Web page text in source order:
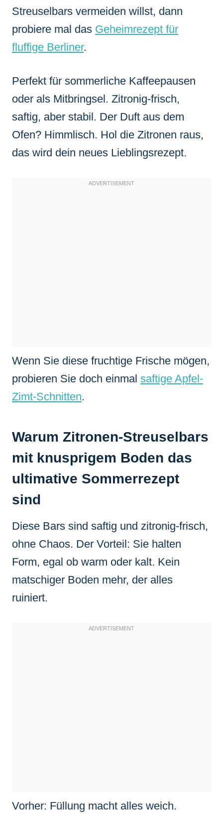
Streuselbars vermeiden willst, dann
probiere mal das Geheimrezept für
fluffige Berliner.
Perfekt für sommerliche Kaffeepausen
oder als Mitbringsel. Zitronig-frisch,
saftig, aber stabil. Der Duft aus dem
Ofen? Himmlisch. Hol die Zitronen raus,
das wird dein neues Lieblingsrezept.
Wenn Sie diese fruchtige Frische mögen,
probieren Sie doch einmal saftige Apfel-
Zimt-Schnitten.
Warum Zitronen-Streuselbars
mit knusprigem Boden das
ultimative Sommerrezept
sind
Diese Bars sind saftig und zitronig-frisch,
ohne Chaos. Der Vorteil: Sie halten
Form, egal ob warm oder kalt. Kein
matschiger Boden mehr, der alles
ruiniert.
Vorher: Füllung macht alles weich.